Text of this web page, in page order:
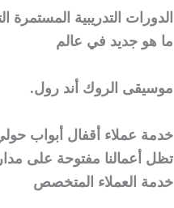
الدورات التدريبية المستمرة
ما هو جديد في عالم
موسيقى الروك أند رول.
خدمة عملاء أقفال أبواب
خدمة العملاء المتخصص